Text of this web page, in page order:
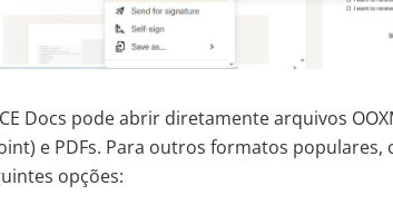
Docs pode abrir diretamente arquivos
e PDFs. Para outros formatos populares,
opções: